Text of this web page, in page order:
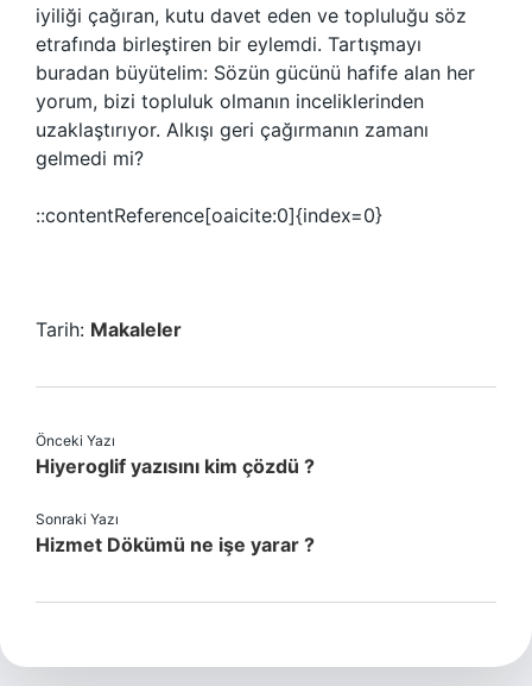
iyiliği çağıran, kutu davet eden ve topluluğu söz
etrafında birleştiren bir eylemdi. Tartışmayı
buradan büyütelim: Sözün gücünü hafife alan her
yorum, bizi topluluk olmanın inceliklerinden
uzaklaştırıyor. Alkışı geri çağırmanın zamanı
gelmedi mi?
::contentReference[oaicite:0]{index=0}
Tarih: Makaleler
Önceki Yazı
Hiyeroglif yazısını kim çözdü ?
Sonraki Yazı
Hizmet Dökümü ne işe yarar ?